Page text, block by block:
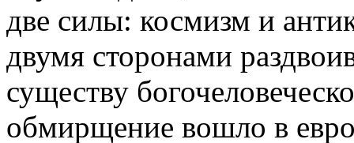
две силы: космизм и
двумя сторонами
существу
обмирщение вошло в